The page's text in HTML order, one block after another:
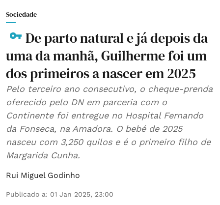
Sociedade
De parto natural e já depois da
uma da manhã, Guilherme foi um
dos primeiros a nascer em 2025
Pelo terceiro ano consecutivo, o cheque-prenda
oferecido pelo DN em parceria com o
Continente foi entregue no Hospital Fernando
da Fonseca, na Amadora. O bebé de 2025
nasceu com 3,250 quilos e é o primeiro filho de
Margarida Cunha.
Rui Miguel Godinho
Publicado a: 01 Jan 2025, 23:00